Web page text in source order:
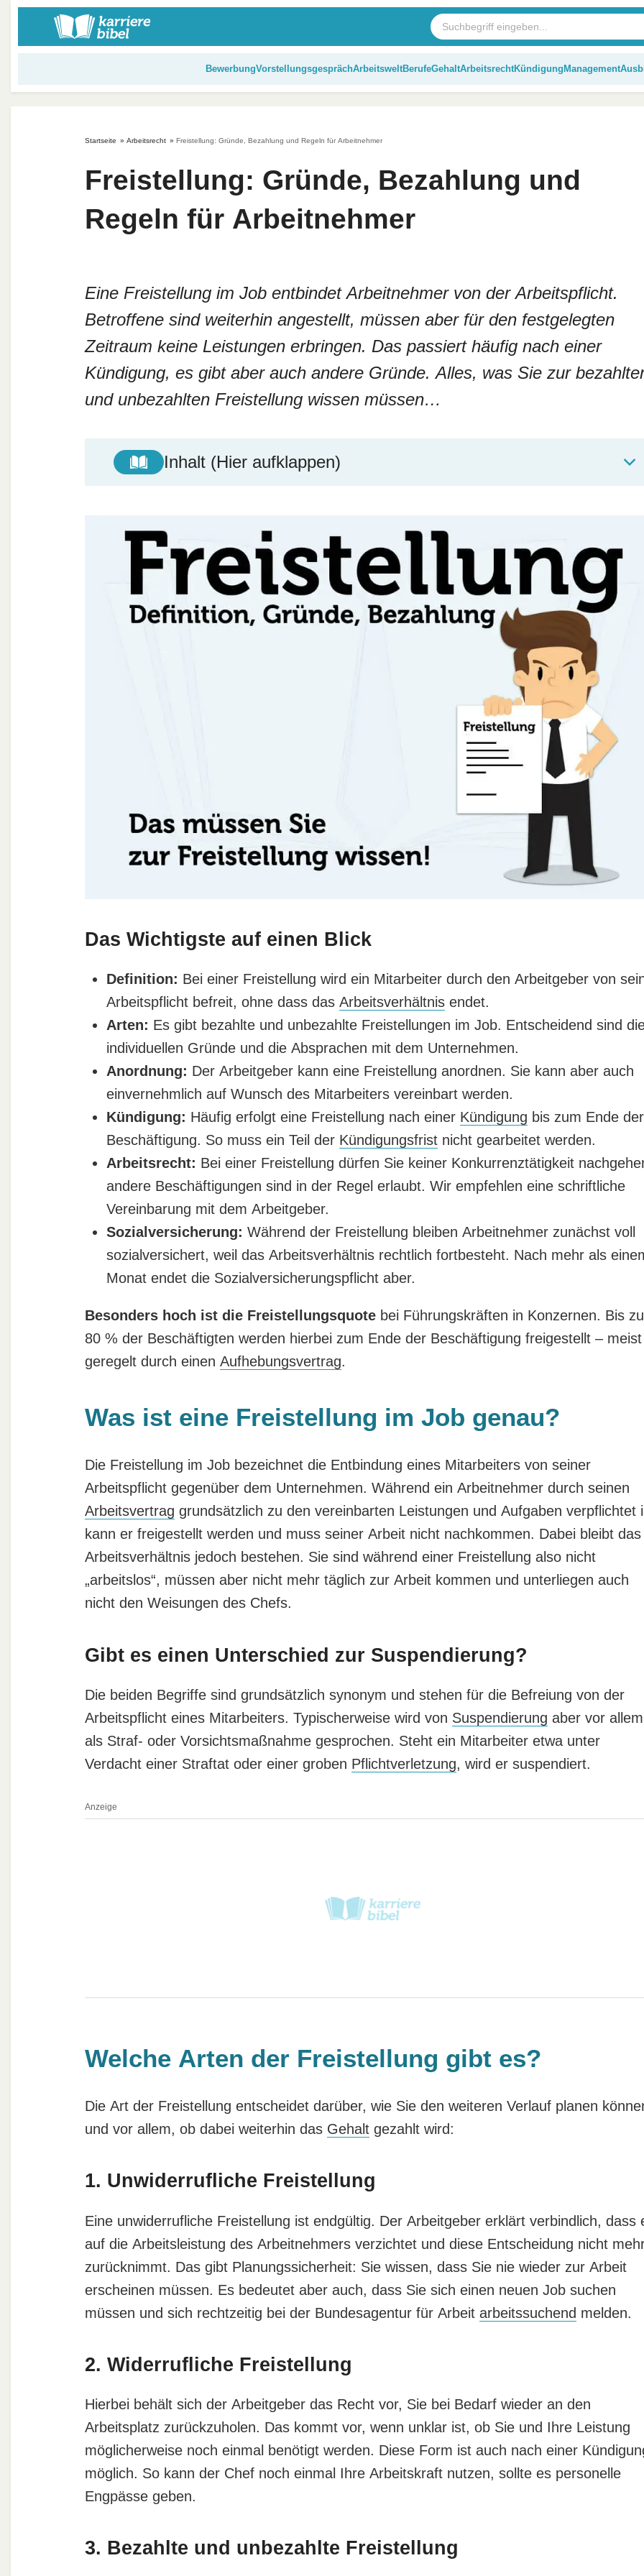
BewerbungVorstellungsgesprächArbeitsweltBerufeGehaltArbeitsrechtKündigung Management
Startseite » Arbeitsrecht » Freistellung: Gründe, Bezahlung und Regeln für Arbeitnehmer
Freistellung: Gründe, Bezahlung und
Regeln für Arbeitnehmer
Eine Freistellung im Job entbindet Arbeitnehmer von der Arbeitspflicht.
Betroffene sind weiterhin angestellt, müssen aber für den festgelegten
Zeitraum keine Leistungen erbringen. Das passiert häufig nach einer
Kündigung, es gibt aber auch andere Gründe. Alles, was Sie zur
und unbezahlten Freistellung wissen müssen…
Inhalt (Hier aufklappen)
Das Wichtigste auf einen Blick
Definition: Bei einer Freistellung wird ein Mitarbeiter durch den Arbeitgeber von
Arbeitspflicht befreit, ohne dass das Arbeitsverhältnisendet.
Arten: Es gibt bezahlte und unbezahlte Freistellungen im Job. Entscheidend sind
individuellen Gründe und die Absprachen mit dem Unternehmen.
Anordnung: Der Arbeitgeber kann eine Freistellung anordnen. Sie kann aber auch
einvernehmlich auf Wunsch des Mitarbeiters vereinbart werden.
Kündigung: Häufig erfolgt eine Freistellung nach einer Kündigung bis zum Ende der
Beschäftigung. So muss ein Teil der Kündigungsfristnicht gearbeitet werden.
Arbeitsrecht: Bei einer Freistellung dürfen Sie keiner Konkurrenztätigkeit
andere Beschäftigungen sind in der Regel erlaubt. Wir empfehlen eine schriftliche
Vereinbarung mit dem Arbeitgeber.
Sozialversicherung: Während der Freistellung bleiben Arbeitnehmer zunächst voll
sozialversichert, weil das Arbeitsverhältnis rechtlich fortbesteht. Nach mehr als
Monat endet die Sozialversicherungspflicht aber.
Besonders hoch ist die Freistellungsquotebei Führungskräften in Konzernen. Bis zu
80 % der Beschäftigten werden hierbei zum Ende der Beschäftigung freigestellt – meist
geregelt durch einen Aufhebungsvertrag.
Was ist eine Freistellung im Job genau?
Die Freistellung im Job bezeichnet die Entbindung eines Mitarbeiters von seiner
Arbeitspflicht gegenüber dem Unternehmen. Während ein Arbeitnehmer durch seinen
Arbeitsvertrag grundsätzlich zu den vereinbarten Leistungen und Aufgaben verpflichtet
kann er freigestellt werden und muss seiner Arbeit nicht nachkommen. Dabei bleibt das
Arbeitsverhältnis jedoch bestehen. Sie sind während einer Freistellung also nicht
„arbeitslos“, müssen aber nicht mehr täglich zur Arbeit kommen und unterliegen auch
nicht den Weisungen des Chefs.
Gibt es einen Unterschied zur Suspendierung?
Die beiden Begriffe sind grundsätzlich synonym und stehen für die Befreiung von der
Arbeitspflicht eines Mitarbeiters. Typischerweise wird von Suspendierung aber vor allem
als Straf- oder Vorsichtsmaßnahme gesprochen. Steht ein Mitarbeiter etwa unter
Verdacht einer Straftat oder einer groben Pflichtverletzung, wird er suspendiert.
Anzeige
Welche Arten der Freistellung gibt es?
Die Art der Freistellung entscheidet darüber, wie Sie den weiteren Verlauf planen
und vor allem, ob dabei weiterhin das Gehaltgezahlt wird:
1. Unwiderrufliche Freistellung
Eine unwiderrufliche Freistellung ist endgültig. Der Arbeitgeber erklärt verbindlich, dass
auf die Arbeitsleistung des Arbeitnehmers verzichtet und diese Entscheidung nicht
zurücknimmt. Das gibt Planungssicherheit: Sie wissen, dass Sie nie wieder zur Arbeit
erscheinen müssen. Es bedeutet aber auch, dass Sie sich einen neuen Job suchen
müssen und sich rechtzeitig bei der Bundesagentur für Arbeit arbeitssuchend melden.
2. Widerrufliche Freistellung
Hierbei behält sich der Arbeitgeber das Recht vor, Sie bei Bedarf wieder an den
Arbeitsplatz zurückzuholen. Das kommt vor, wenn unklar ist, ob Sie und Ihre Leistung
möglicherweise noch einmal benötigt werden. Diese Form ist auch nach einer
möglich. So kann der Chef noch einmal Ihre Arbeitskraft nutzen, sollte es personelle
Engpässe geben.
3. Bezahlte und unbezahlte Freistellung